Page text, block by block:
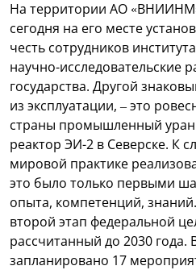
На территории АО
сегодня на его месте
честь сотрудников
научно-исследовательские
государства. Другой
из эксплуатации, – это
страны промышленный
реактор ЭИ-2 в Северске. К
мировой практике
это было только первыми
опыта, компетенций, знаний.
второй этап федеральной
рассчитанный до 2030 года.
запланировано 17